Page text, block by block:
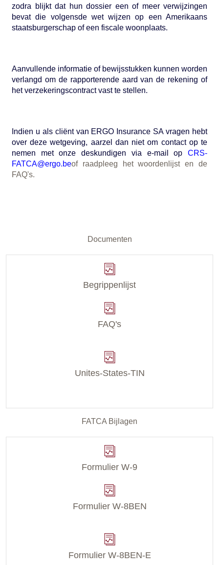
zodra blijkt dat hun dossier een of meer verwijzingen
bevat die volgensde wet wijzen op een Amerikaans
staatsburgerschap of een fiscale woonplaats.
Aanvullende informatie of bewijsstukken kunnen worden
verlangd om de rapporterende aard van de rekening of
het verzekeringscontract vast te stellen.
Indien u als cliënt van ERGO Insurance SA vragen hebt
over deze wetgeving, aarzel dan niet om contact op te
nemen met onze deskundigen via e-mail op CRS-
FATCA@ergo.beof raadpleeg het woordenlijst en de
FAQ's.
Documenten
Begrippenlijst
FAQ's
Unites-States-TIN
FATCA Bijlagen
Formulier W-9
Formulier W-8BEN
Formulier W-8BEN-E